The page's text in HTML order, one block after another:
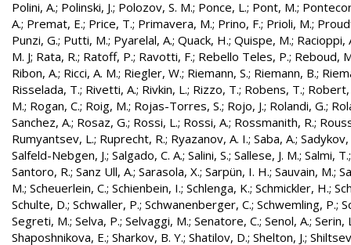
Polini, A.; Polinski, J.; Polozov, S. M.; Ponce, L.; Pont, M.;
A.; Premat, E.; Price, T.; Primavera, M.; Prino, F.; Prioli, M.;
Punzi, G.; Putti, M.; Pyarelal, A.; Quack, H.; Quispe, M.; Racioppi,
M. J; Rata, R.; Ratoff, P.; Ravotti, F.; Rebello Teles, P.; Reboud,
Ribon, A.; Ricci, A. M.; Riegler, W.; Riemann, S.; Riemann, B.;
Risselada, T.; Rivetti, A.; Rivkin, L.; Rizzo, T.; Robens, T.; Robert,
M.; Rogan, C.; Roig, M.; Rojas-Torres, S.; Rojo, J.; Rolandi, G.;
Sanchez, A.; Rosaz, G.; Rossi, L.; Rossi, A.; Rossmanith, R.;
Rumyantsev, L.; Ruprecht, R.; Ryazanov, A. I.; Saba, A.; Sadykov,
Salfeld-Nebgen, J.; Salgado, C. A.; Salini, S.; Sallese, J. M.; Salmi, T.
Santoro, R.; Sanz Ull, A.; Sarasola, X.; Sarpün, I. H.; Sauvain, M.;
M.; Scheuerlein, C.; Schienbein, I.; Schlenga, K.; Schmickler, H.;
Schulte, D.; Schwaller, P.; Schwanenberger, C.; Schwemling, P.;
Segreti, M.; Selva, P.; Selvaggi, M.; Senatore, C.; Senol, A.; Serin,
Shaposhnikova, E.; Sharkov, B. Y.; Shatilov, D.; Shelton, J.;